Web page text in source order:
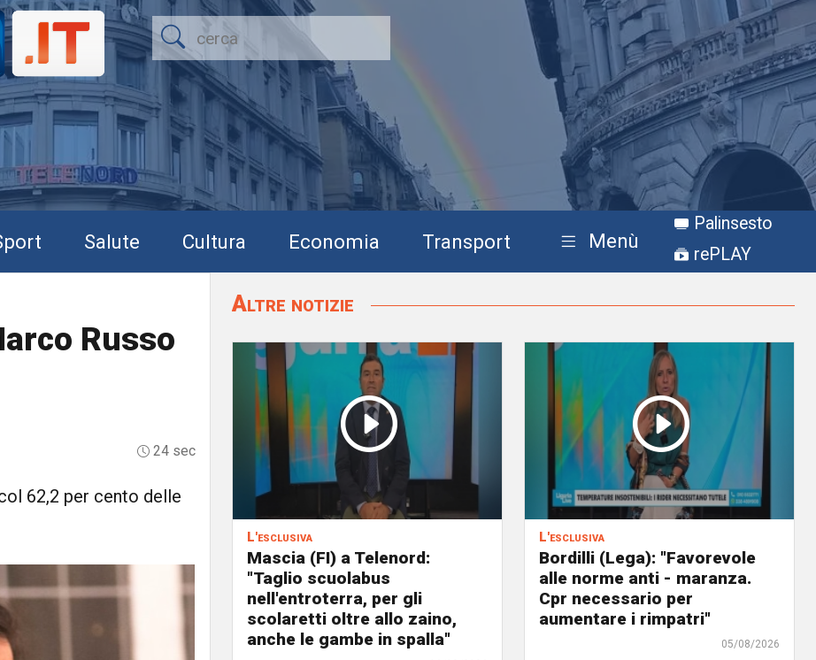
Salute Cultura Economia Transport Menù
Palinsesto
rePLAY
Russo
24 sec
62,2 per cento delle
Altre notizie
L'esclusiva
Mascia (FI) a Telenord:
"Taglio scuolabus
nell'entroterra, per gli
scolaretti oltre allo zaino,
anche le gambe in spalla"
L'esclusiva
Bordilli (Lega): "Favorevole
alle norme anti - maranza.
Cpr necessario per
aumentare i rimpatri"
05/08/2026